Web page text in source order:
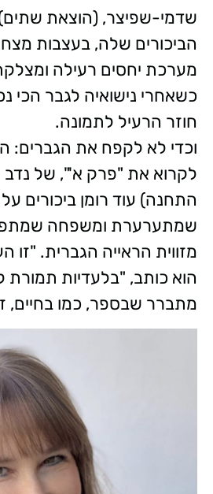
שדמי-שפיצר, (הוצאת
הביכורים שלה, בעצבות
מערכת יחסים רעילה
כשאחרי נישואיה לגבר הכי
חוזר הרעיל לתמונה.
וכדי לא לקפח את הגברים:
לקרוא את "פרק א'", של
התחנה) עוד רומן ביכורים על
שמתערערת ומשפחה
מזווית הראייה הגברית. "זו
הוא כותב, "בלעדיות תמורת
מתברר שבספר, כמו בחיים,